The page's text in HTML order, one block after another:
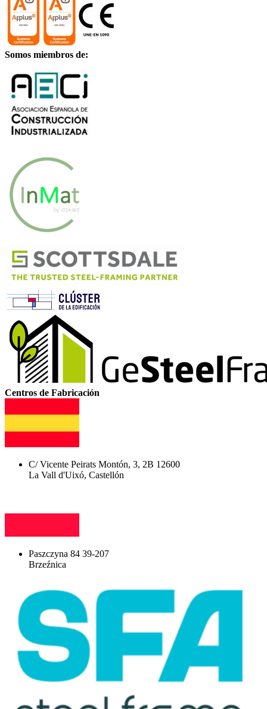
Somos miembros de:
Centros de Fabricación
C/ Vicente Peirats Montón, 3, 2B 12600
La Vall d'Uixó, Castellón
Paszczyna 84 39-207
Brzeźnica